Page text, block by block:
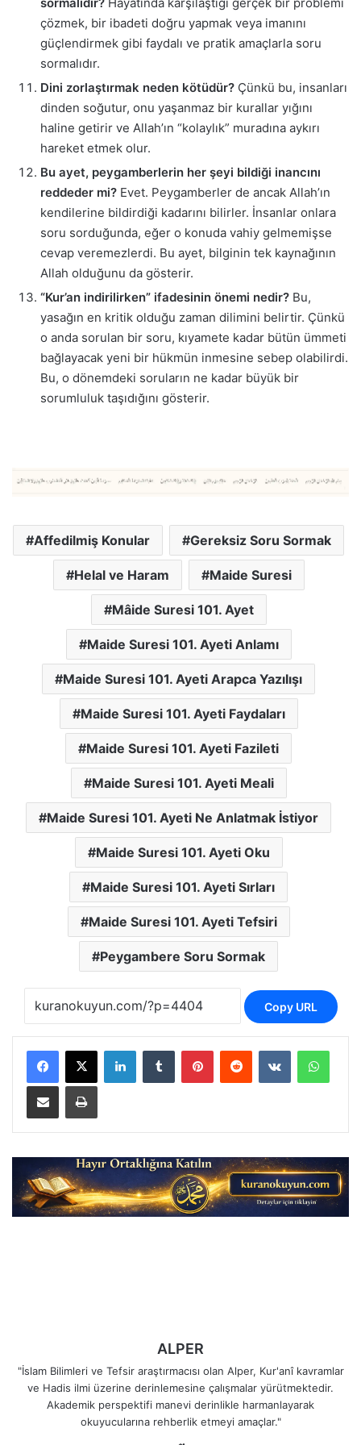
çözmek, bir ibadeti doğru yapmak veya imanını
güçlendirmek gibi faydalı ve pratik amaçlarla soru
sormalıdır.
Dini zorlaştırmak neden kötüdür? Çünkü bu, insanları
dinden soğutur, onu yaşanmaz bir kurallar yığını
haline getirir ve Allah’ın “kolaylık” muradına aykırı
hareket etmek olur.
Bu ayet, peygamberlerin her şeyi bildiği inancını
reddeder mi? Evet. Peygamberler de ancak Allah’ın
kendilerine bildirdiği kadarını bilirler. İnsanlar onlara
soru sorduğunda, eğer o konuda vahiy gelmemişse
cevap veremezlerdi. Bu ayet, bilginin tek kaynağının
Allah olduğunu da gösterir.
“Kur’an indirilirken” ifadesinin önemi nedir? Bu,
yasağın en kritik olduğu zaman dilimini belirtir. Çünkü
o anda sorulan bir soru, kıyamete kadar bütün ümmeti
bağlayacak yeni bir hükmün inmesine sebep olabilirdi.
Bu, o dönemdeki soruların ne kadar büyük bir
sorumluluk taşıdığını gösterir.
Affedilmiş Konular Gereksiz Soru Sormak
Helal ve Haram Maide Suresi
Mâide Suresi 101. Ayet
Maide Suresi 101. Ayeti Anlamı
Maide Suresi 101. Ayeti Arapca Yazılışı
Maide Suresi 101. Ayeti Faydaları
Maide Suresi 101. Ayeti Fazileti
Maide Suresi 101. Ayeti Meali
Maide Suresi 101. Ayeti Ne Anlatmak İstiyor
Maide Suresi 101. Ayeti Oku
Maide Suresi 101. Ayeti Sırları
Maide Suresi 101. Ayeti Tefsiri
Peygambere Soru Sormak
Copy URL
LinkedInTumblr PinterestReddit VKontakte
E-Posta ile paylaş Yazdır
ALPER
"İslam Bilimleri ve Tefsir araştırmacısı olan Alper, Kur'anî kavramlar
ve Hadis ilmi üzerine derinlemesine çalışmalar yürütmektedir.
Akademik perspektifi manevi derinlikle harmanlayarak
okuyucularına rehberlik etmeyi amaçlar."